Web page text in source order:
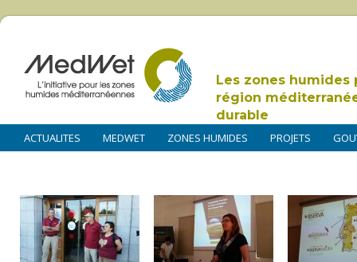
Les zones humides
région
durable
ACTUALITES MEDWET ZONES HUMIDES PROJETS